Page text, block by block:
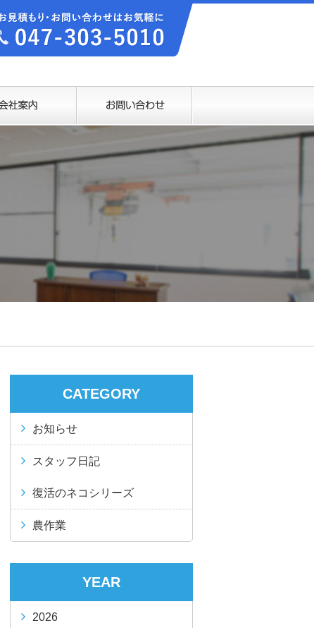
CATEGORY
お知らせ
スタッフ日記
復活のネコシリーズ
農作業
YEAR
2026